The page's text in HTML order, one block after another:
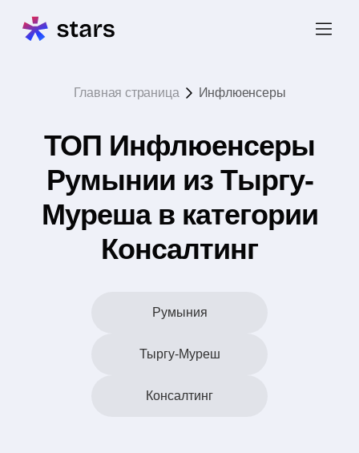
Главная страница Инфлюенсеры
ТОП Инфлюенсеры
Румынии из Тыргу-
Муреша в категории
Консалтинг
Румыния
Тыргу-Муреш
Консалтинг